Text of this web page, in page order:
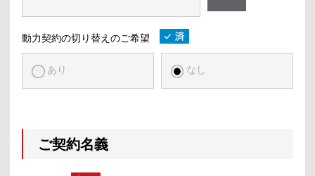
動力契約の切り替えのご希望
あり なし
ご契約名義